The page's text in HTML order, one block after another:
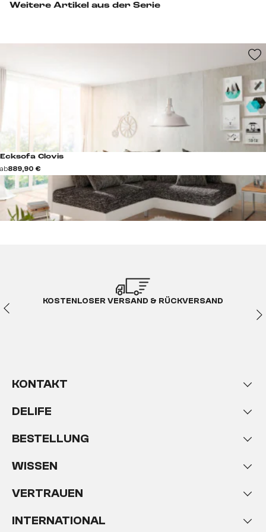
Weitere Artikel aus der Serie
Ecksofa Clovis
ab889,90 €
KOSTENLOSER VERSAND & RÜCKVERSAND
KONTAKT
DELIFE
BESTELLUNG
WISSEN
VERTRAUEN
INTERNATIONAL